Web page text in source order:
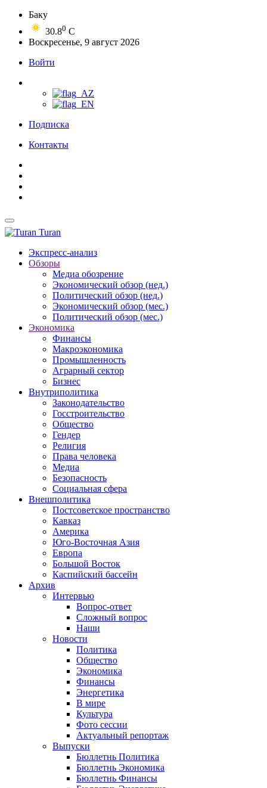
Баку
30.80 C
Воскресенье, 9 август 2026
Войти
Подписка
Контакты
Turan
Экспресс-анализ
Обзоры
Медиа обозрение
Экономический обзор (нед.)
Политический обзор (нед.)
Экономический обзор (мес.)
Политический обзор (мес.)
Экономика
Финансы
Макроэкономика
Промышленность
Аграрный сектор
Бизнес
Внутриполитика
Законодательство
Госстроительство
Общество
Гендер
Религия
Права человека
Медиа
Безопасность
Социальная сфера
Внешполитика
Постсоветское пространство
Кавказ
Америка
Юго-Восточная Азия
Европа
Большой Восток
Каспийский бассейн
Архив
Интервью
Вопрос-ответ
Сложный вопрос
Наши
Новости
Политика
Общество
Экономика
Финансы
Энергетика
В мире
Культура
Фото сессии
Актуальный репортаж
Выпуски
Бюллетнь Политика
Бюллетнь Экономика
Бюллетнь Финансы